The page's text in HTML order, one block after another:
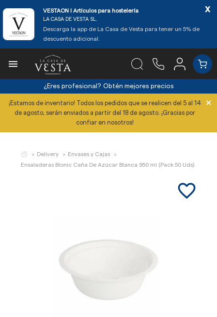
VESTAON l Artículos para hostelería
LA CASA DE VESTA SL.
Descarga la app de La Casa de Vesta para tener un 5% de
descuento adicional.
x

¿Eres profesional? Obtén mejores precios
¡Estamos de inventario! Todos los pedidos que se realicen del 5 al 14
de agosto, serán enviados a partir del 18 de agosto. ¡Gracias por
confiar en nosotros!
×
Delivery
Envases y Cajas
Ensaladeras Bionic Caña De Azúcar Blanca 950 ml (Pack 50 Uds)
favorite_border